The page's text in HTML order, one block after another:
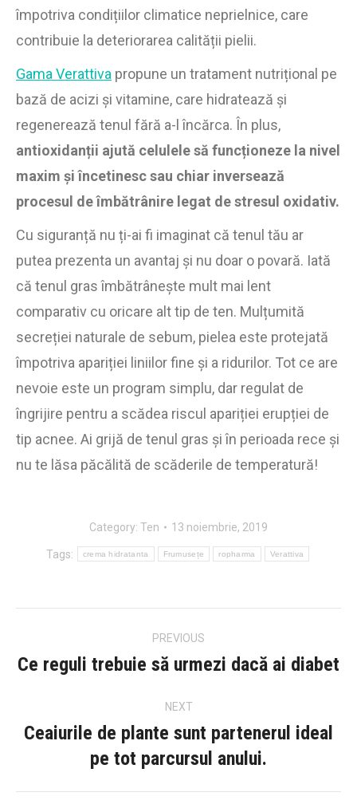
împotriva condițiilor climatice neprielnice, care
contribuie la deteriorarea calității pielii.
Gama Verattiva propune un tratament nutrițional pe
bază de acizi și vitamine, care hidratează și
regenerează tenul fără a-l încărca. În plus,
antioxidanții ajută celulele să funcționeze la nivel
maxim și încetinesc sau chiar inversează
procesul de îmbătrânire legat de stresul oxidativ.
Cu siguranță nu ți-ai fi imaginat că tenul tău ar
putea prezenta un avantaj și nu doar o povară. Iată
că tenul gras îmbătrânește mult mai lent
comparativ cu oricare alt tip de ten. Mulțumită
secreției naturale de sebum, pielea este protejată
împotriva apariției liniilor fine și a ridurilor. Tot ce are
nevoie este un program simplu, dar regulat de
îngrijire pentru a scădea riscul apariției erupției de
tip acnee. Ai grijă de tenul gras și în perioada rece și
nu te lăsa păcălită de scăderile de temperatură!
Category: Ten 13 noiembrie, 2019
Tags: crema hidratanta Frumusețe ropharma Verattiva
navigation
PREVIOUS
Previous
Ce reguli trebuie să urmezi dacă ai diabet
NEXT
Ceaiurile de plante sunt partenerul ideal
pe tot parcursul anului.